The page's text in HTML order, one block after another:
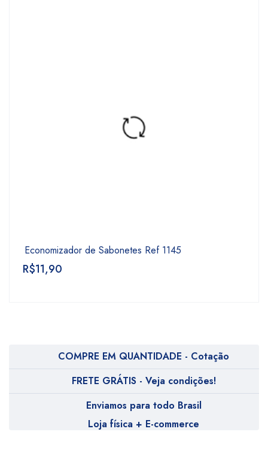
Economizador de Sabonetes Ref 1145
R$11,90
COMPRE EM QUANTIDADE - Cotação
FRETE GRÁTIS - Veja condições!
Enviamos para todo Brasil
Loja física + E-commerce